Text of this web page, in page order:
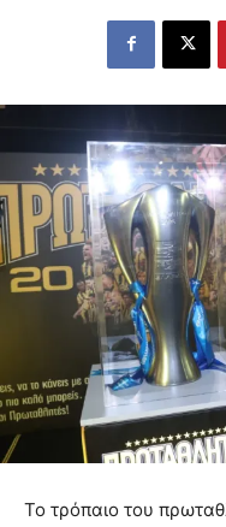
Το τρόπαιο του